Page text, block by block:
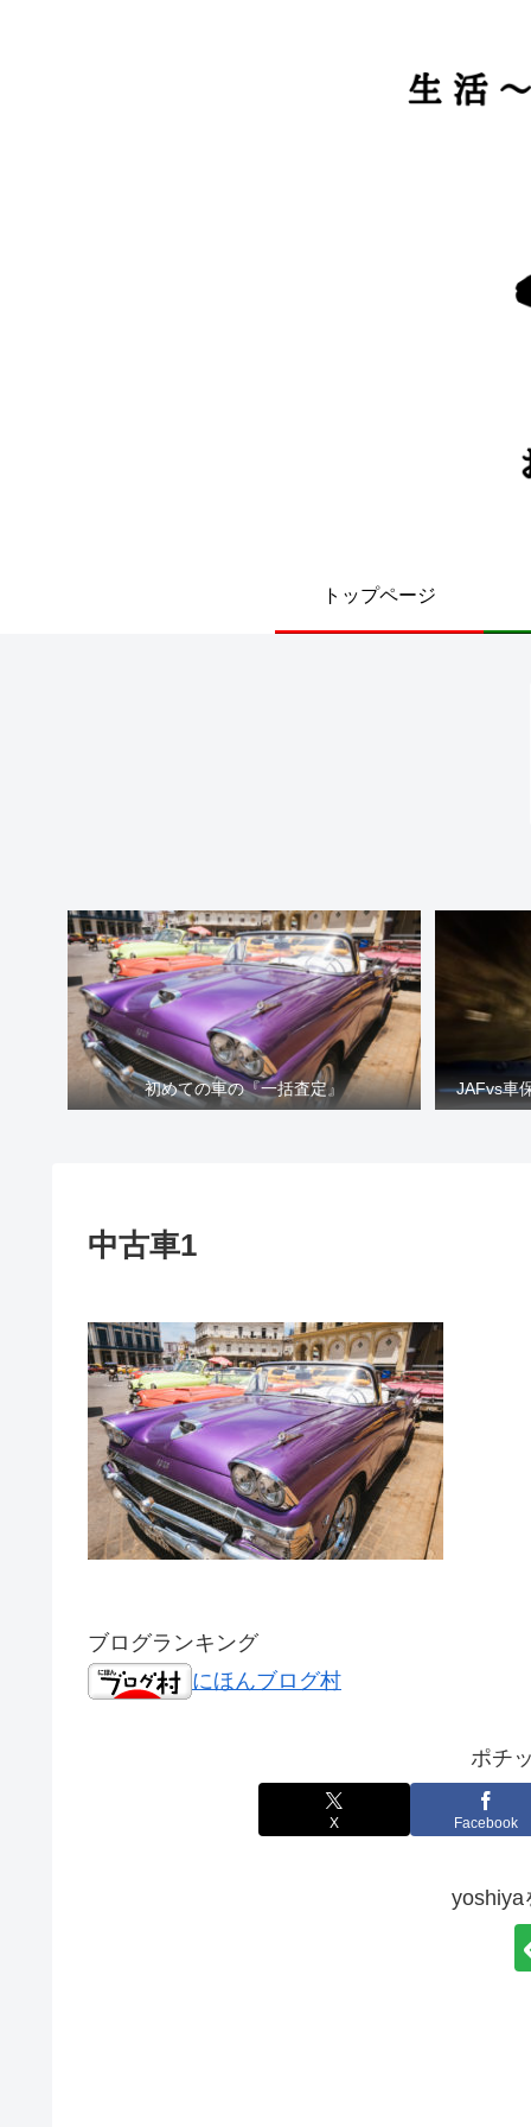
トップページ
初めての車の『一括査定』 JAFvs車
中古車1
ブログランキング
にほんブログ村
ポチ
X Facebook
yoshiya